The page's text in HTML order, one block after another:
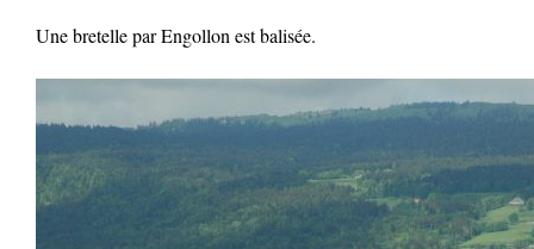
Une bretelle par Engollon est balisée.